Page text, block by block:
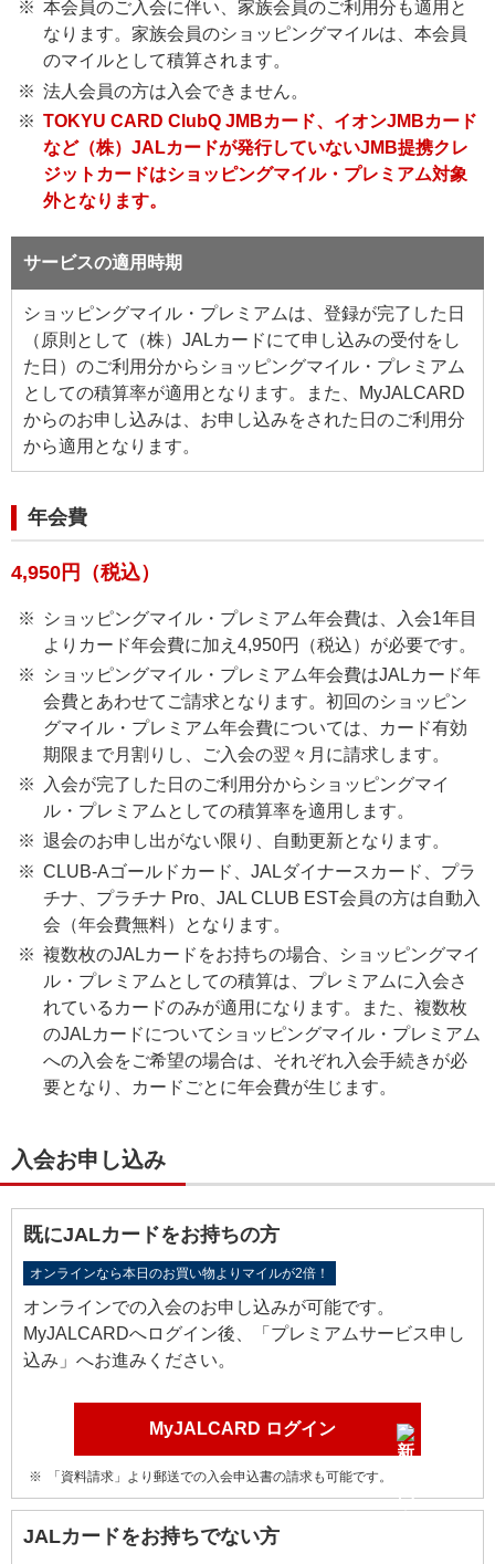
本会員のご入会に伴い、家族会員のご利用分も適用と
なります。家族会員のショッピングマイルは、本会員
のマイルとして積算されます。
法人会員の方は入会できません。
TOKYU CARD ClubQ JMBカード、イオンJMBカード
など（株）JALカードが発行していないJMB提携クレ
ジットカードはショッピングマイル・プレミアム対象
外となります。
サービスの適用時期
ショッピングマイル・プレミアムは、登録が完了した日
（原則として（株）JALカードにて申し込みの受付をし
た日）のご利用分からショッピングマイル・プレミアム
としての積算率が適用となります。また、MyJALCARD
からのお申し込みは、お申し込みをされた日のご利用分
から適用となります。
年会費
4,950円（税込）
ショッピングマイル・プレミアム年会費は、入会1年目
よりカード年会費に加え4,950円（税込）が必要です。
ショッピングマイル・プレミアム年会費はJALカード年
会費とあわせてご請求となります。初回のショッピン
グマイル・プレミアム年会費については、カード有効
期限まで月割りし、ご入会の翌々月に請求します。
入会が完了した日のご利用分からショッピングマイ
ル・プレミアムとしての積算率を適用します。
退会のお申し出がない限り、自動更新となります。
CLUB-Aゴールドカード、JALダイナースカード、プラ
チナ、プラチナ Pro、JAL CLUB EST会員の方は自動入
会（年会費無料）となります。
複数枚のJALカードをお持ちの場合、ショッピングマイ
ル・プレミアムとしての積算は、プレミアムに入会さ
れているカードのみが適用になります。また、複数枚
のJALカードについてショッピングマイル・プレミアム
への入会をご希望の場合は、それぞれ入会手続きが必
要となり、カードごとに年会費が生じます。
入会お申し込み
既にJALカードをお持ちの方
オンラインなら本日のお買い物よりマイルが2倍！
オンラインでの入会のお申し込みが可能です。
MyJALCARDへログイン後、「プレミアムサービス申し
込み」へお進みください。
MyJALCARD ログイン
「資料請求」より郵送での入会申込書の請求も可能です。
JALカードをお持ちでない方